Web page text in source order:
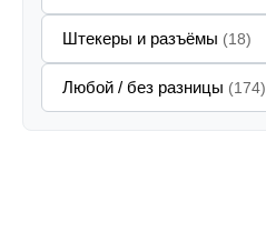
Штекеры и разъёмы (18)
Любой / без разницы (174)